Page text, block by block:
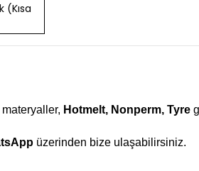
(Kısa
Hotmelt, Nonperm, Tyre
üzerinden bize ulaşabilirsiniz.